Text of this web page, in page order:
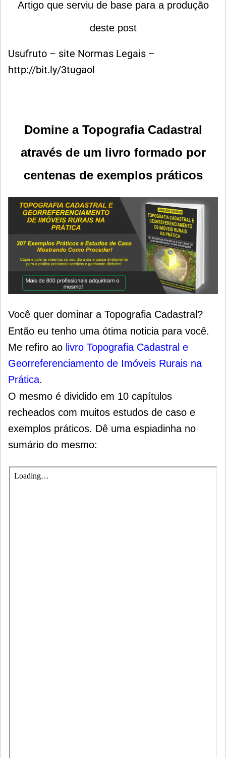
Artigo que serviu de base para a produção
deste post
Usufruto – site Normas Legais –
http://bit.ly/3tugaol
Domine a Topografia Cadastral
através de um livro formado por
centenas de exemplos práticos
Você quer dominar a Topografia Cadastral?
Então eu tenho uma ótima noticia para você.
Me refiro ao livro Topografia Cadastral e
Georreferenciamento de Imóveis Rurais na
Prática.
O mesmo é dividido em 10 capítulos
recheados com muitos estudos de caso e
exemplos práticos. Dê uma espiadinha no
sumário do mesmo: